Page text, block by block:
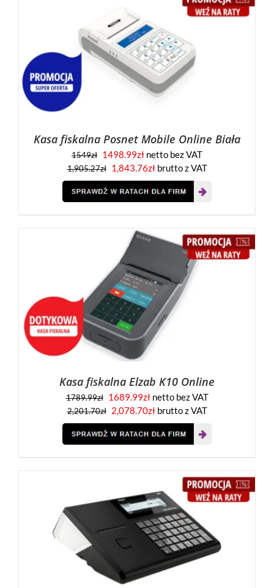
Kasa fiskalna Posnet Mobile Online Biała
1549zł 1498.99zł netto bez VAT
1,905.27zł 1,843.76złbrutto z VAT
Kasa fiskalna Elzab K10 Online
1789.99zł 1689.99złnetto bez VAT
2,201.70zł 2,078.70złbrutto z VAT